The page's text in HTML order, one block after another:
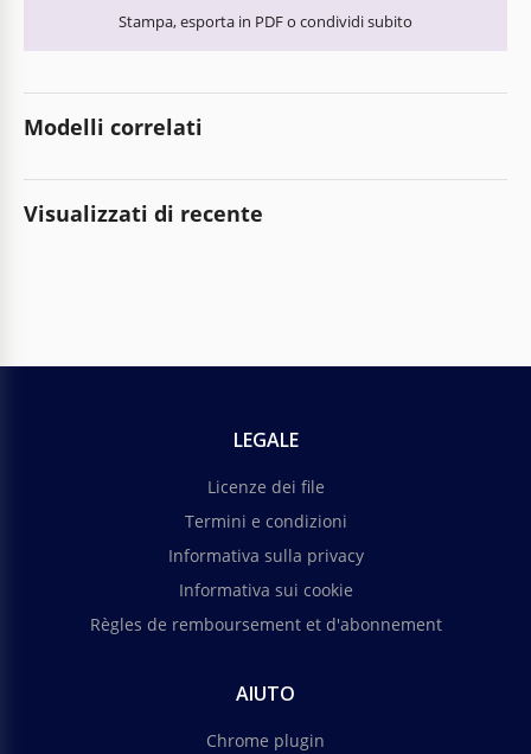
Stampa, esporta in PDF o condividi subito
Modelli correlati
Visualizzati di recente
LEGALE
Licenze dei file
Termini e condizioni
Informativa sulla privacy
Informativa sui cookie
Règles de remboursement et d'abonnement
AIUTO
Chrome plugin